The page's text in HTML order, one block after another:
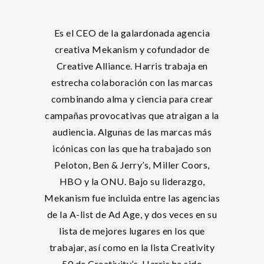
Es el CEO de la galardonada agencia
creativa Mekanism y cofundador de
Creative Alliance. Harris trabaja en
estrecha colaboración con las marcas
combinando alma y ciencia para crear
campañas provocativas que atraigan a la
audiencia. Algunas de las marcas más
icónicas con las que ha trabajado son
Peloton, Ben & Jerry’s, Miller Coors,
HBO y la ONU. Bajo su liderazgo,
Mekanism fue incluida entre las agencias
de la A-list de Ad Age, y dos veces en su
lista de mejores lugares en los que
trabajar, así como en la lista Creativity